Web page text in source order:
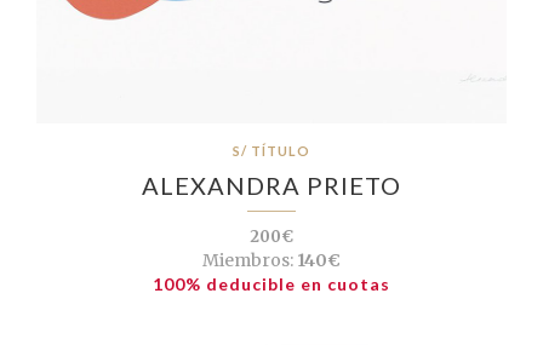
S/ TÍTULO
ALEXANDRA PRIETO
200€
Miembros: 140€
100% deducible en cuotas